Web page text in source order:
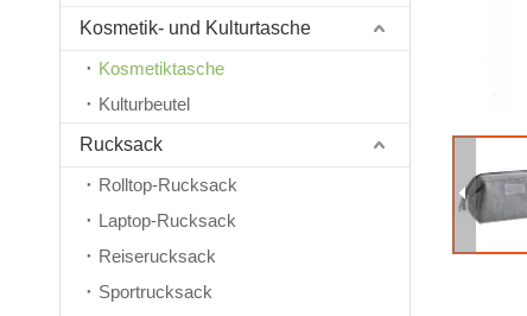
Kosmetik- und Kulturtasche
Kosmetiktasche
Kulturbeutel
Rucksack
Rolltop-Rucksack
Laptop-Rucksack
Reiserucksack
Sportrucksack